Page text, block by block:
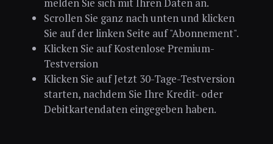
Scrollen Sie ganz nach unten und klicken
Sie auf der linken Seite auf "Abonnement".
Klicken Sie auf Kostenlose Premium-
Testversion
Klicken Sie auf Jetzt 30-Tage-Testversion
starten, nachdem Sie Ihre Kredit- oder
Debitkartendaten eingegeben haben.